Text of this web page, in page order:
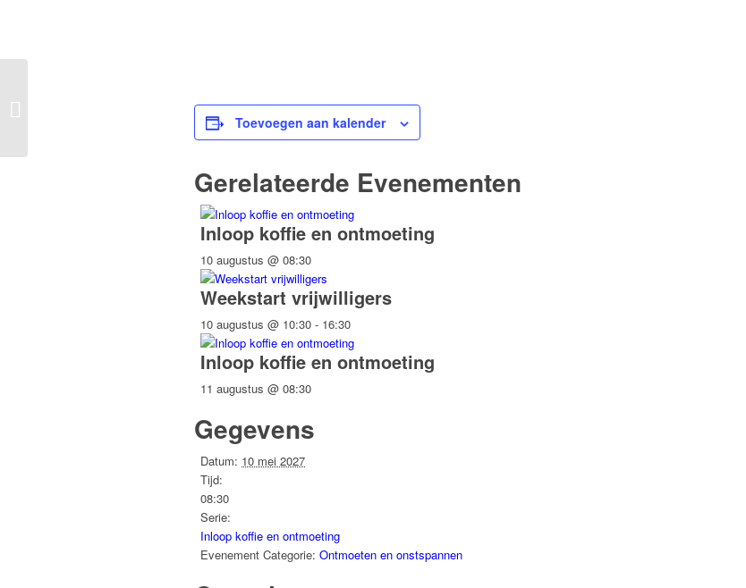
Toevoegen aan kalender
Gerelateerde Evenementen
Inloop koffie en ontmoeting
10 augustus @ 08:30
Weekstart vrijwilligers
10 augustus @ 10:30 - 16:30
Inloop koffie en ontmoeting
11 augustus @ 08:30
Gegevens
Datum: 10 mei 2027
Tijd:
08:30
Serie:
Inloop koffie en ontmoeting
Evenement Categorie: Ontmoeten en onstspannen